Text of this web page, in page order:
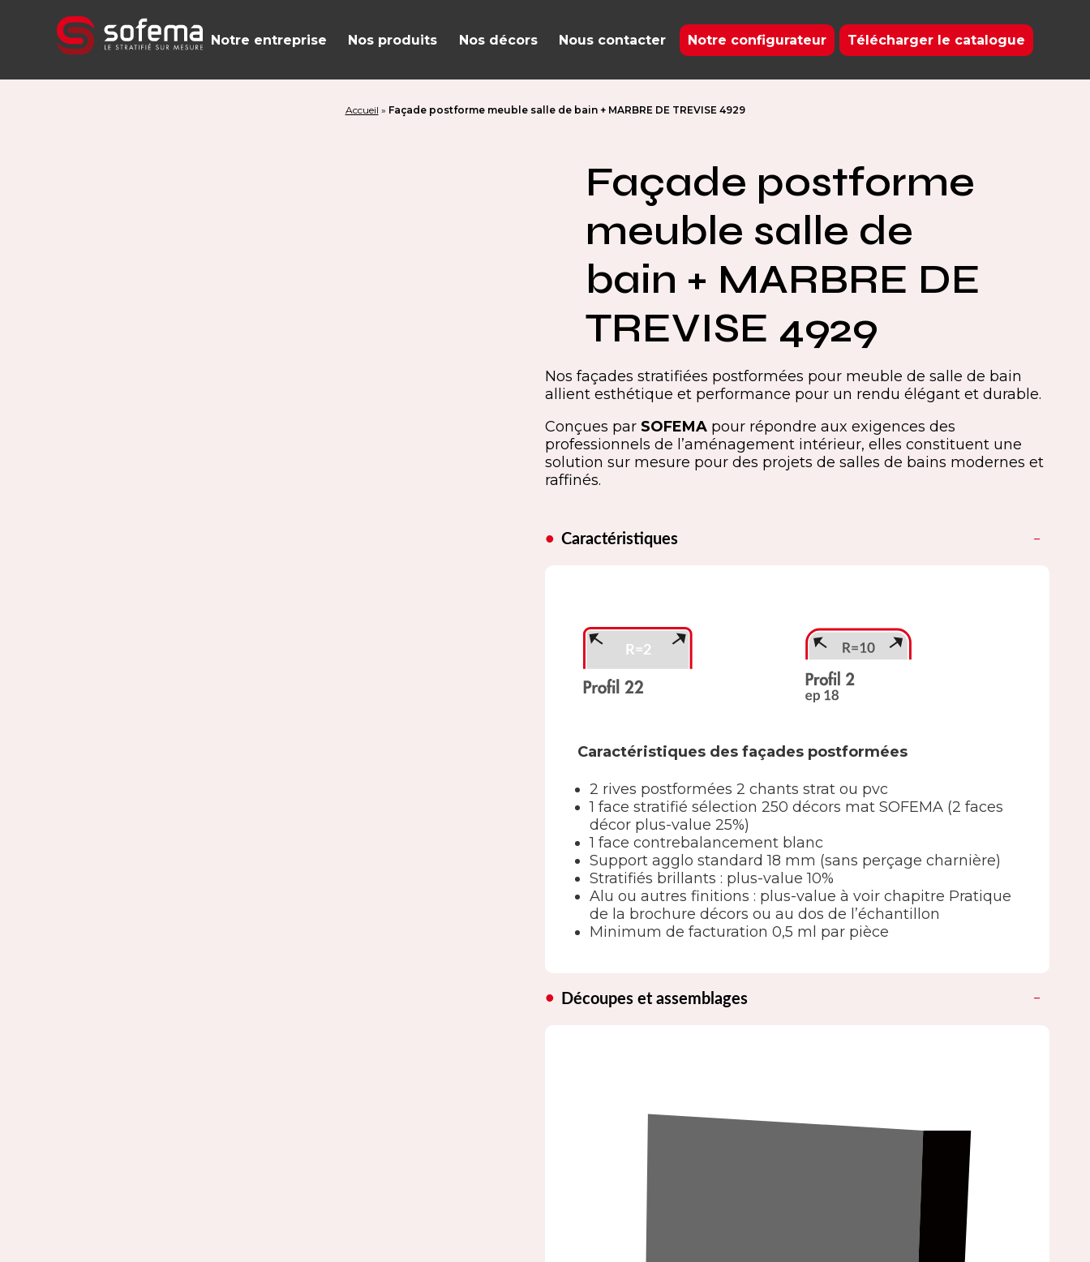
Notre entreprise Nos produits Nos décors Nous contacter Notre configurateur Télécharger le catalogue
Accueil » Façade postforme meuble salle de bain + MARBRE DE TREVISE 4929
Façade postforme
meuble salle de
bain + MARBRE DE
TREVISE 4929
Nos façades stratifiées postformées pour meuble de salle de bain
allient esthétique et performance pour un rendu élégant et durable.
Conçues par SOFEMA pour répondre aux exigences des
professionnels de l’aménagement intérieur, elles constituent une
solution sur mesure pour des projets de salles de bains modernes et
raffinés.
Caractéristiques
Caractéristiques des façades postformées
2 rives postformées 2 chants strat ou pvc
1 face stratifié sélection 250 décors mat SOFEMA (2 faces
décor plus-value 25%)
1 face contrebalancement blanc
Support agglo standard 18 mm (sans perçage charnière)
Stratifiés brillants : plus-value 10%
Alu ou autres finitions : plus-value à voir chapitre Pratique
de la brochure décors ou au dos de l’échantillon
Minimum de facturation 0,5 ml par pièce
Découpes et assemblages